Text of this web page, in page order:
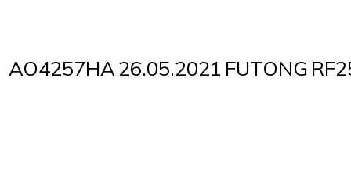
AO4257HA26.05.2021 FUTONG